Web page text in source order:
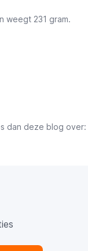
weegt 231 gram.
dan deze blog over: